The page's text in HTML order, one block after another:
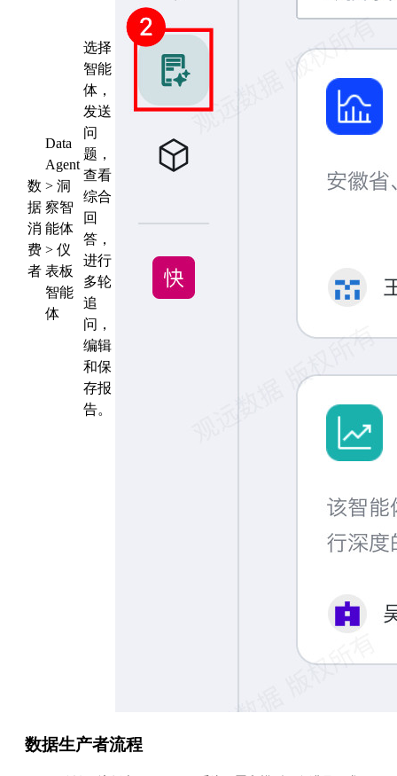
数
据
消
费
者
Data
Agent
> 洞
察智
能体
> 仪
表板
智能
体
选择
智能
体，
发送
问
题，
查看
综合
回
答，
进行
多轮
追
问，
编辑
和保
存报
告。
数据生产者流程